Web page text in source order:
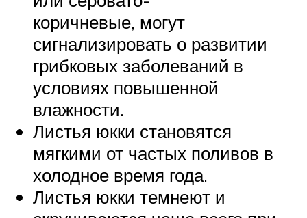
коричневые, могут
сигнализировать о развитии
грибковых заболеваний в
условиях повышенной
влажности.
Листья юкки становятся
мягкими от частых поливов в
холодное время года.
Листья юкки темнеют и